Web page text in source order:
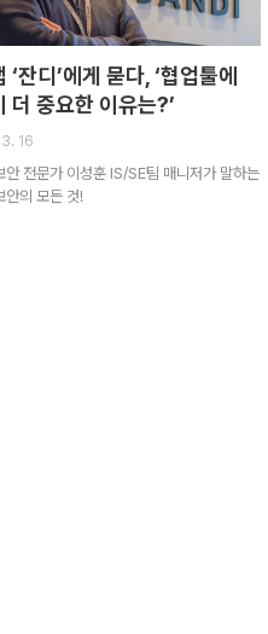
‘잔디’에게 묻다, ‘협업툴에
더 중요한 이유는?’
16
안 전문가 이성훈 IS/SE팀 매니저가 말하는
안의 모든 것!